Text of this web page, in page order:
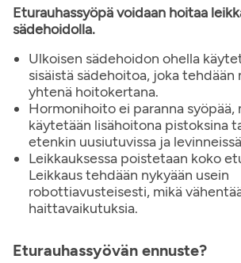
Eturauhassyöpä voidaan hoitaa
sädehoidolla.
Ulkoisen sädehoidon ohella
sisäistä sädehoitoa, joka tehdään
yhtenä hoitokertana.
Hormonihoito ei paranna syöpää,
käytetään lisähoitona pistoksina
etenkin uusiutuvissa ja
Leikkauksessa poistetaan koko
Leikkaus tehdään nykyään usein
robottiavusteisesti, mikä
haittavaikutuksia.
Eturauhassyövän ennuste?